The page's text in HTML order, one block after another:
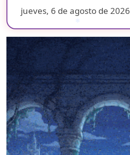
jueves, 6 de agosto de 2026
❄
❄
❄
❄
❄
❄
❄
❄
❄